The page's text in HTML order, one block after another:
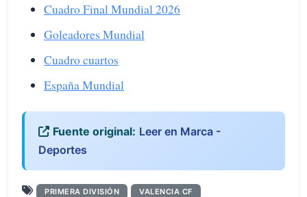
Cuadro Final Mundial 2026
Goleadores Mundial
Cuadro cuartos
España Mundial
Fuente original: Leer en Marca -
Deportes
PRIMERA DIVISIÓN
VALENCIA CF